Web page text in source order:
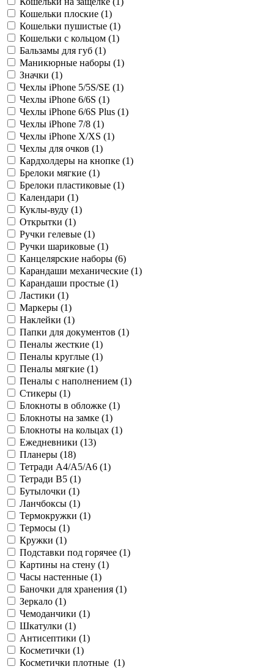
Кошельки плоские (1)
Кошельки пушистые (1)
Кошельки с кольцом (1)
Бальзамы для губ (1)
Маникюрные наборы (1)
Значки (1)
Чехлы iPhone 5/5S/SE (1)
Чехлы iPhone 6/6S (1)
Чехлы iPhone 6/6S Plus (1)
Чехлы iPhone 7/8 (1)
Чехлы iPhone X/XS (1)
Чехлы для очков (1)
Кардхолдеры на кнопке (1)
Брелоки мягкие (1)
Брелоки пластиковые (1)
Календари (1)
Куклы-вуду (1)
Открытки (1)
Ручки гелевые (1)
Ручки шариковые (1)
Канцелярские наборы (6)
Карандаши механические (1)
Карандаши простые (1)
Ластики (1)
Маркеры (1)
Наклейки (1)
Папки для документов (1)
Пеналы жесткие (1)
Пеналы круглые (1)
Пеналы мягкие (1)
Пеналы с наполнением (1)
Стикеры (1)
Блокноты в обложке (1)
Блокноты на замке (1)
Блокноты на кольцах (1)
Ежедневники (13)
Планеры (18)
Тетради A4/A5/A6 (1)
Тетради B5 (1)
Бутылочки (1)
Ланчбоксы (1)
Термокружки (1)
Термосы (1)
Кружки (1)
Подставки под горячее (1)
Картины на стену (1)
Часы настенные (1)
Баночки для хранения (1)
Зеркало (1)
Чемоданчики (1)
Шкатулки (1)
Антисептики (1)
Косметички (1)
Косметички плотные (1)